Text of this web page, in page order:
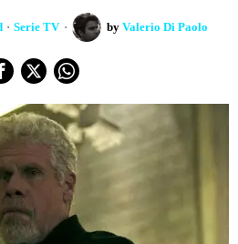
· Serie TV by Valerio Di Paolo